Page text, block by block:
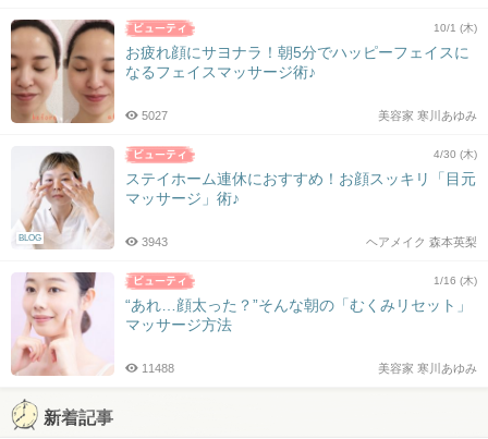
10/1 (木)
お疲れ顔にサヨナラ！朝5分でハッピーフェイスに
なるフェイスマッサージ術♪
美容家 寒川あゆみ
5027
BLOG
4/30 (木)
ステイホーム連休におすすめ！お顔スッキリ「目元
マッサージ」術♪
ヘアメイク 森本英梨
3943
1/16 (木)
“あれ…顔太った？”そんな朝の「むくみリセット」
マッサージ方法
美容家 寒川あゆみ
11488
新着記事